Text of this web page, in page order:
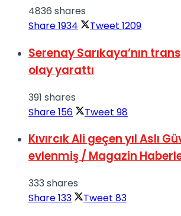
4836 shares
Share1934 Tweet 1209
Serenay Sarıkaya’nın
olay yarattı
391 shares
Share156 Tweet 98
Kıvırcık Ali geçen yıl Aslı
evlenmiş / Magazin
333 shares
Share133 Tweet 83